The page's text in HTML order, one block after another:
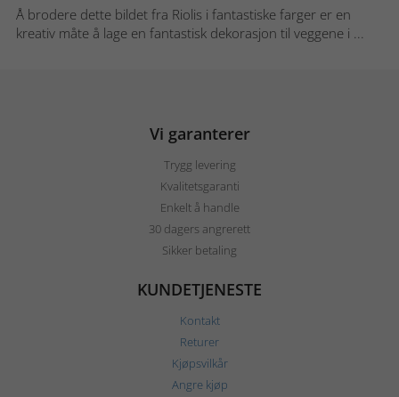
Å brodere dette bildet fra Riolis i fantastiske farger er en
kreativ måte å lage en fantastisk dekorasjon til veggene i ...
Vi garanterer
Trygg levering
Kvalitetsgaranti
Enkelt å handle
30 dagers angrerett
Sikker betaling
KUNDETJENESTE
Kontakt
Returer
Kjøpsvilkår
Angre kjøp